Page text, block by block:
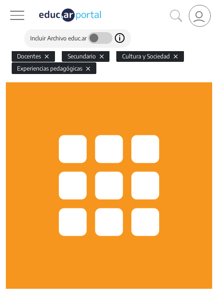
Incluir Archivo educ.ar
Docentes Secundario
Cultura y Sociedad
Experiencias pedagógicas